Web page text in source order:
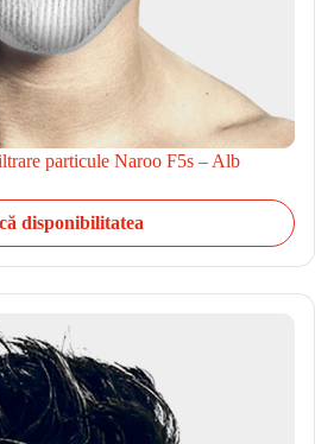
particule Naroo F5s – Alb
disponibilitatea